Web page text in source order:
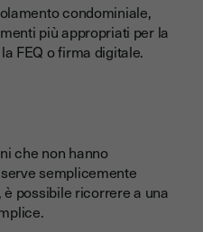
condominiale,
più appropriati per la
FEQ o firma digitale.
che non hanno
semplicemente
possibile ricorrere a una